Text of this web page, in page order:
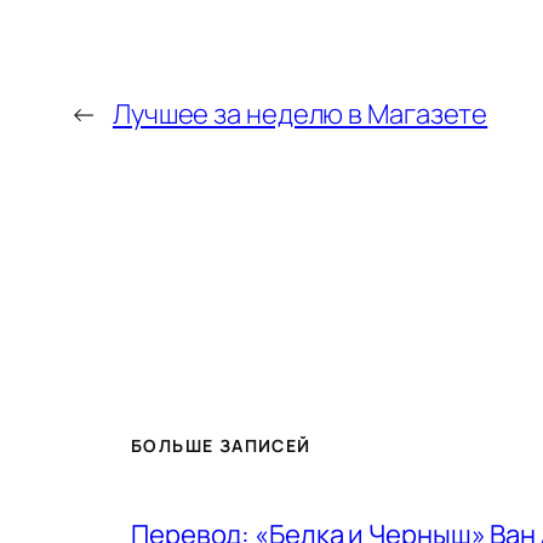
← Лучшее за неделю в Магазете
БОЛЬШЕ ЗАПИСЕЙ
Перевод: «Белка и Черныш» Ван